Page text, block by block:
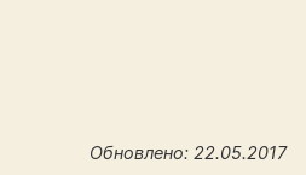
Обновлено: 22.05.2017